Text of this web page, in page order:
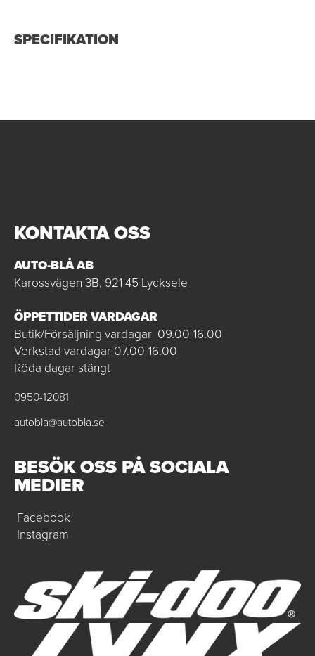
SPECIFIKATION
KONTAKTA OSS
AUTO-BLÅ AB
Karossvägen 3B, 921 45 Lycksele
ÖPPETTIDER VARDAGAR
Butik/Försäljning vardagar 09.00-16.00
Verkstad vardagar 07.00-16.00
Röda dagar stängt
0950-12081
autobla@autobla.se
BESÖK OSS PÅ SOCIALA
MEDIER
Facebook
Instagram